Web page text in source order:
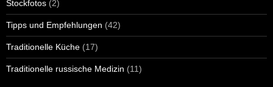
Stockfotos (2)
Tipps und Empfehlungen (42)
Traditionelle Küche (17)
Traditionelle russische Medizin (11)